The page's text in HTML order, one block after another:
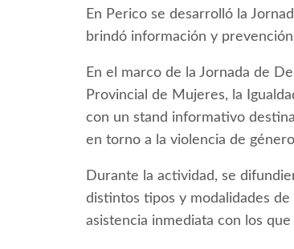
En Perico se desarrolló la
brindó información y
En el marco de la Jornada de
Provincial de Mujeres, la
con un stand informativo
en torno a la violencia de
Durante la actividad, se
distintos tipos y modalidades
asistencia inmediata con los